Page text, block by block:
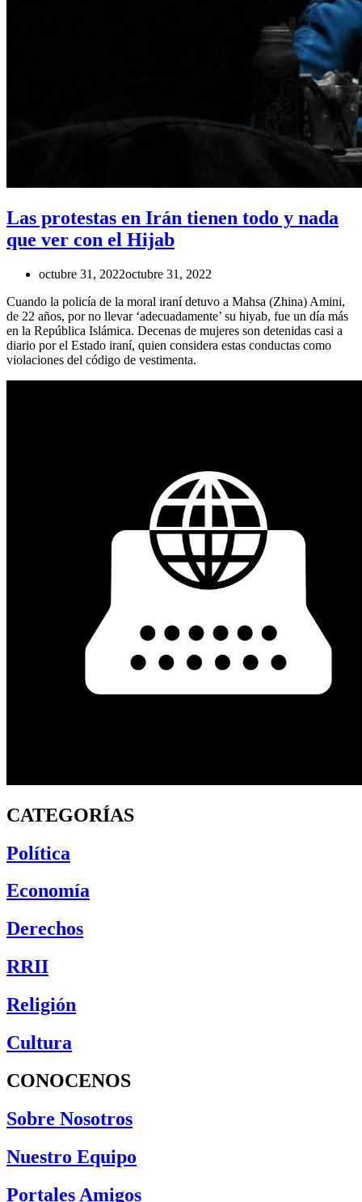
Las protestas en Irán tienen todo y nada
que ver con el Hijab
octubre 31, 2022octubre 31, 2022
Cuando la policía de la moral iraní detuvo a Mahsa (Zhina) Amini,
de 22 años, por no llevar ‘adecuadamente’ su hiyab, fue un día más
en la República Islámica. Decenas de mujeres son detenidas casi a
diario por el Estado iraní, quien considera estas conductas como
violaciones del código de vestimenta.
CATEGORÍAS
Política
Economía
Derechos
RRII
Religión
Cultura
CONOCENOS
Sobre Nosotros
Nuestro Equipo
Portales Amigos